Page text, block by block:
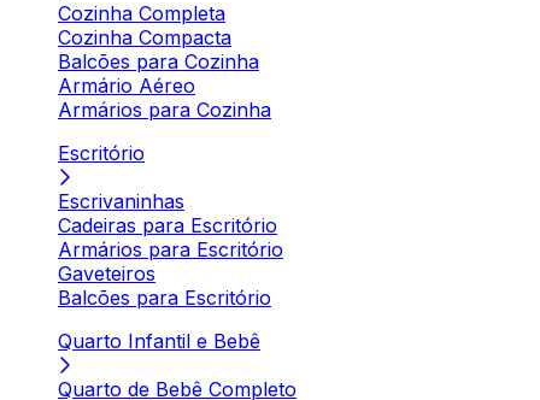
Cozinha Completa
Cozinha Compacta
Balcões para Cozinha
Armário Aéreo
Armários para Cozinha
Escritório
Escrivaninhas
Cadeiras para Escritório
Armários para Escritório
Gaveteiros
Balcões para Escritório
Quarto Infantil e Bebê
Quarto de Bebê Completo